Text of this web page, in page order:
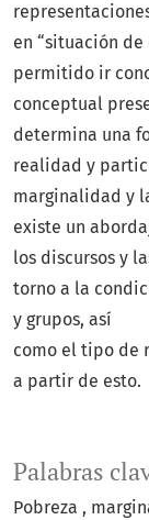
Palabras
Pobreza
en “situación de
permitido ir
conceptual
determina una
realidad y
marginalidad y
existe un
los discursos y
torno a la
y grupos, así
como el tipo de
a partir de esto.